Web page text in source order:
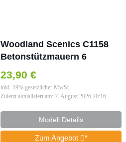
Woodland Scenics C1158
Betonstützmauern 6
Mauerteile Concrete
Retaining Walls Spur N
1:160
23,90 €
inkl. 19% gesetzlicher MwSt.
Zuletzt aktualisiert am: 7. August 2026 20:16
Modell Details
Zum Angebot *